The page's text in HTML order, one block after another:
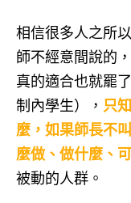
相信很多人之所
師不經意間說的
真的適合也就罷
制內學生）， 只
麼，如果師長不
麼做、做什麼、
被動的人群。